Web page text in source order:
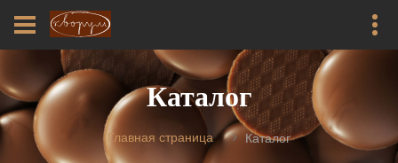
Каталог
Главная страница Каталог